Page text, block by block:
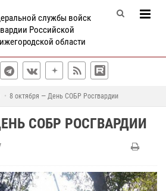
службы войск
Российской
области
8 октября — День СОБР Росгвардии
СОБР РОСГВАРДИИ